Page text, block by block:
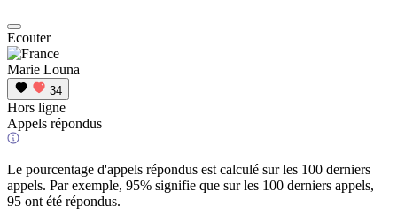
Ecouter
Marie Louna
34
Hors ligne
Appels répondus
Le pourcentage d'appels répondus est calculé sur les 100 derniers
appels. Par exemple, 95% signifie que sur les 100 derniers appels,
95 ont été répondus.